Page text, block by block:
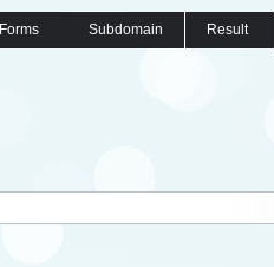
Forms Subdomain Result